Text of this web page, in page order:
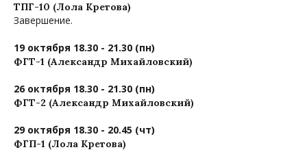
ТПГ-10 (Лола Кретова)
Завершение.
19 октября 18.30 - 21.30 (пн)
ФГТ-1 (Александр Михайловский)
26 октября 18.30 - 21.30 (пн)
ФГТ-2 (Александр Михайловский)
29 октября 18.30 - 20.45 (чт)
ФГП-1 (Лола Кретова)